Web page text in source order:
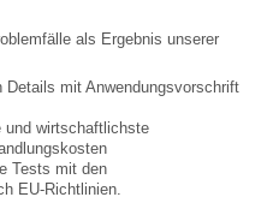
als Ergebnis unserer
Details mit Anwendungsvorschrift
und wirtschaftlichste
Tests mit den
EU-Richtlinien.